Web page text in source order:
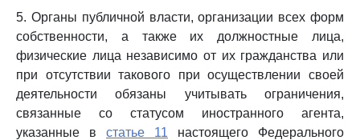
5. Органы публичной власти, организации всех форм
собственности, а также их должностные лица,
физические лица независимо от их гражданства или
при отсутствии такового при осуществлении своей
деятельности обязаны учитывать ограничения,
связанные со статусом иностранного агента,
указанные в статье 11 настоящего Федерального